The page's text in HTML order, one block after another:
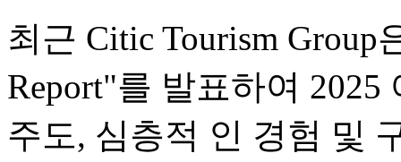
최근 Citic Tourism Group
Report"를 발표하여
주도, 심층적 인 경험 및